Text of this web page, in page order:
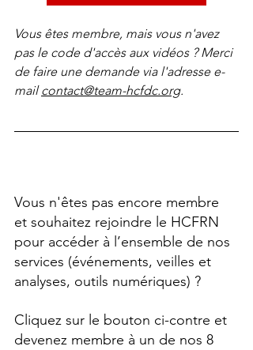
Vous êtes membre, mais vous n'avez
pas le code d'accès aux vidéos ? Merci
de faire une demande via l'adresse e-
mail contact@team-hcfdc.org.
Vous n'êtes pas encore membre
et souhaitez rejoindre le HCFRN
pour accéder à l’ensemble de nos
services (événements, veilles et
analyses, outils numériques) ?
Cliquez sur le bouton ci-contre et
devenez membre à un de nos 8